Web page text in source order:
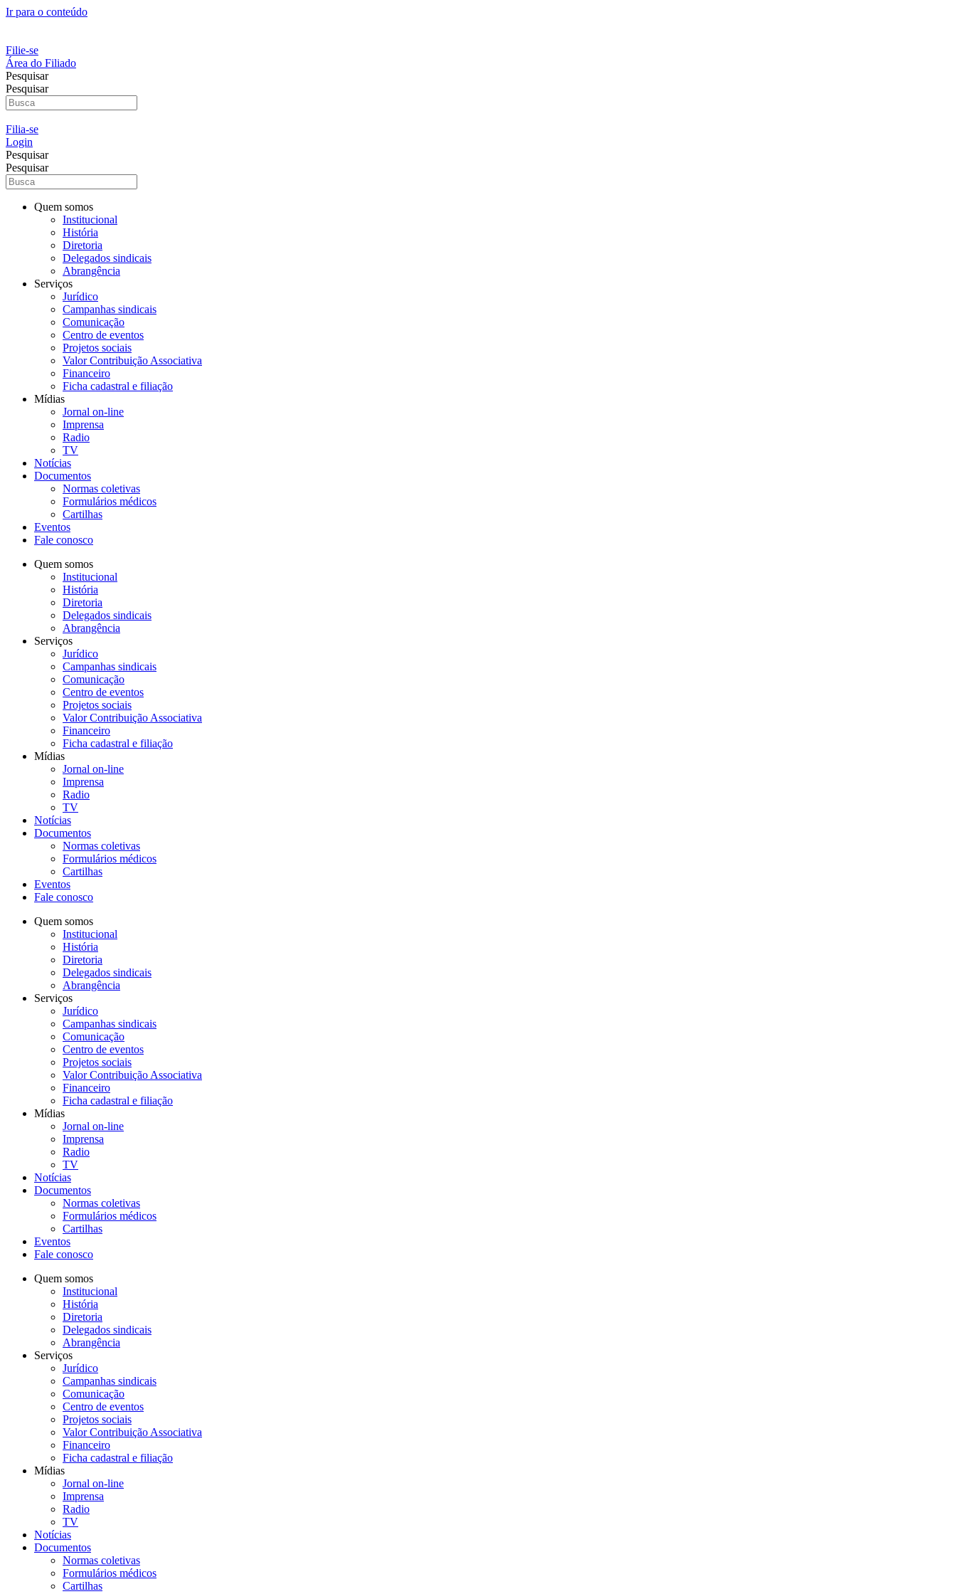
Ir para o conteúdo
Filie-se
Área do Filiado
Pesquisar
Pesquisar
Filia-se
Login
Pesquisar
Pesquisar
Quem somos
Institucional
História
Diretoria
Delegados sindicais
Abrangência
Serviços
Jurídico
Campanhas sindicais
Comunicação
Centro de eventos
Projetos sociais
Valor Contribuição Associativa
Financeiro
Ficha cadastral e filiação
Mídias
Jornal on-line
Imprensa
Radio
TV
Notícias
Documentos
Normas coletivas
Formulários médicos
Cartilhas
Eventos
Fale conosco
Quem somos
Institucional
História
Diretoria
Delegados sindicais
Abrangência
Serviços
Jurídico
Campanhas sindicais
Comunicação
Centro de eventos
Projetos sociais
Valor Contribuição Associativa
Financeiro
Ficha cadastral e filiação
Mídias
Jornal on-line
Imprensa
Radio
TV
Notícias
Documentos
Normas coletivas
Formulários médicos
Cartilhas
Eventos
Fale conosco
Quem somos
Institucional
História
Diretoria
Delegados sindicais
Abrangência
Serviços
Jurídico
Campanhas sindicais
Comunicação
Centro de eventos
Projetos sociais
Valor Contribuição Associativa
Financeiro
Ficha cadastral e filiação
Mídias
Jornal on-line
Imprensa
Radio
TV
Notícias
Documentos
Normas coletivas
Formulários médicos
Cartilhas
Eventos
Fale conosco
Quem somos
Institucional
História
Diretoria
Delegados sindicais
Abrangência
Serviços
Jurídico
Campanhas sindicais
Comunicação
Centro de eventos
Projetos sociais
Valor Contribuição Associativa
Financeiro
Ficha cadastral e filiação
Mídias
Jornal on-line
Imprensa
Radio
TV
Notícias
Documentos
Normas coletivas
Formulários médicos
Cartilhas